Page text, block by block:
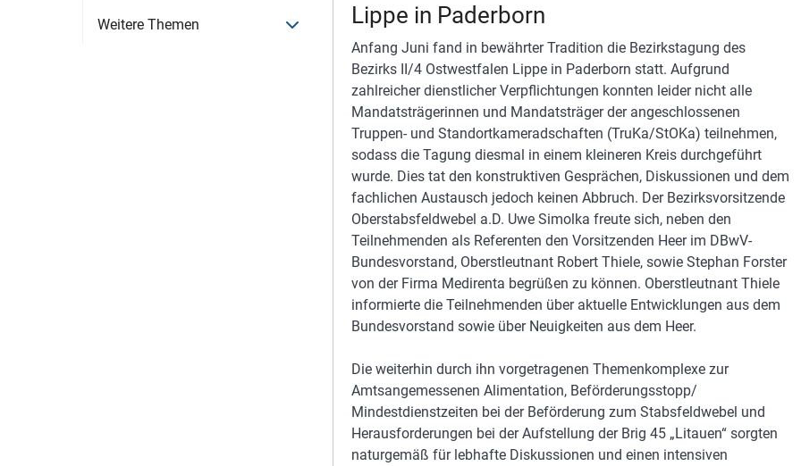
Weitere Themen Menü öffnenLippe in Paderborn
Anfang Juni fand in bewährter Tradition die Bezirkstagung des
Bezirks II/4 Ostwestfalen Lippe in Paderborn statt. Aufgrund
zahlreicher dienstlicher Verpflichtungen konnten leider nicht alle
Mandatsträgerinnen und Mandatsträger der angeschlossenen
Truppen- und Standortkameradschaften (TruKa/StOKa) teilnehmen,
sodass die Tagung diesmal in einem kleineren Kreis durchgeführt
wurde. Dies tat den konstruktiven Gesprächen, Diskussionen und dem
fachlichen Austausch jedoch keinen Abbruch. Der Bezirksvorsitzende
Oberstabsfeldwebel a.D. Uwe Simolka freute sich, neben den
Teilnehmenden als Referenten den Vorsitzenden Heer im DBwV-
Bundesvorstand, Oberstleutnant Robert Thiele, sowie Stephan Forster
von der Firma Medirenta begrüßen zu können. Oberstleutnant Thiele
informierte die Teilnehmenden über aktuelle Entwicklungen aus dem
Bundesvorstand sowie über Neuigkeiten aus dem Heer.
Die weiterhin durch ihn vorgetragenen Themenkomplexe zur
Amtsangemessenen Alimentation, Beförderungsstopp/
Mindestdienstzeiten bei der Beförderung zum Stabsfeldwebel und
Herausforderungen bei der Aufstellung der Brig 45 „Litauen“ sorgten
naturgemäß für lebhafte Diskussionen und einen intensiven